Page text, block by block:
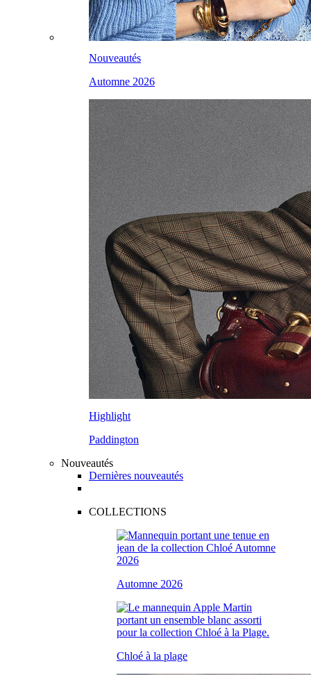
Nouveautés
Automne 2026
Highlight
Paddington
Nouveautés
Dernières nouveautés
COLLECTIONS
Automne 2026
Chloé à la plage